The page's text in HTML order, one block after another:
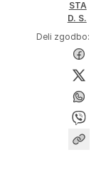
STA
D. S.
Deli zgodbo: